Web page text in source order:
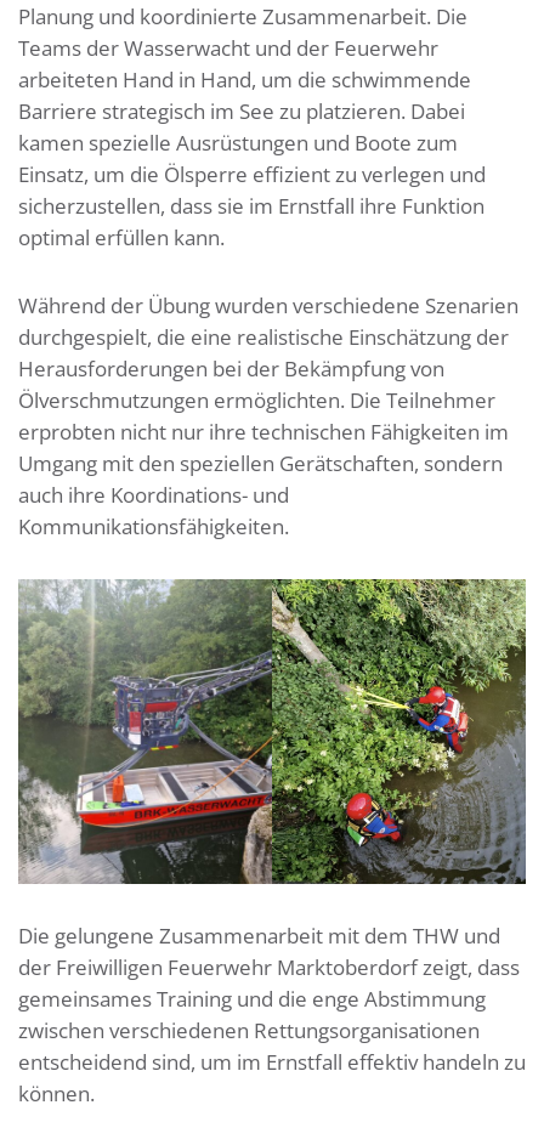
Planung und koordinierte Zusammenarbeit. Die
Teams der Wasserwacht und der Feuerwehr
arbeiteten Hand in Hand, um die schwimmende
Barriere strategisch im See zu platzieren. Dabei
kamen spezielle Ausrüstungen und Boote zum
Einsatz, um die Ölsperre effizient zu verlegen und
sicherzustellen, dass sie im Ernstfall ihre Funktion
optimal erfüllen kann.
Während der Übung wurden verschiedene Szenarien
durchgespielt, die eine realistische Einschätzung der
Herausforderungen bei der Bekämpfung von
Ölverschmutzungen ermöglichten. Die Teilnehmer
erprobten nicht nur ihre technischen Fähigkeiten im
Umgang mit den speziellen Gerätschaften, sondern
auch ihre Koordinations- und
Kommunikationsfähigkeiten.
Die gelungene Zusammenarbeit mit dem THW und
der Freiwilligen Feuerwehr Marktoberdorf zeigt, dass
gemeinsames Training und die enge Abstimmung
zwischen verschiedenen Rettungsorganisationen
entscheidend sind, um im Ernstfall effektiv handeln zu
können.